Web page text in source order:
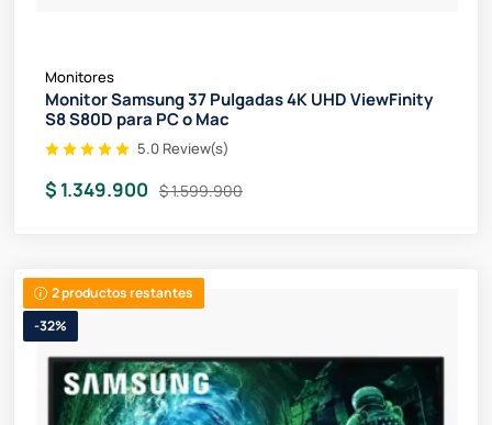
Monitores
Monitor Samsung 37 Pulgadas 4K UHD ViewFinity
S8 S80D para PC o Mac
5.0 Review(s)
$ 1.349.900 $ 1.599.900
2 productos restantes
-32%